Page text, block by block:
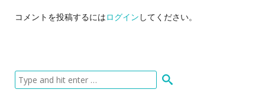
コメントを投稿するにはログイン してください。